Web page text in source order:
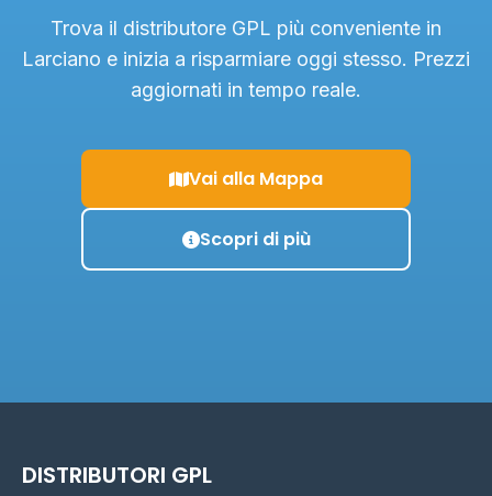
Trova il distributore GPL più conveniente in
Larciano e inizia a risparmiare oggi stesso. Prezzi
aggiornati in tempo reale.
Vai alla Mappa
Scopri di più
DISTRIBUTORI GPL